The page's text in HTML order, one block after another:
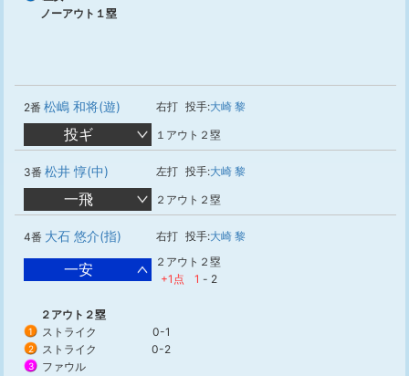
ノーアウト１塁
2番 松嶋 和将(遊) 右打 投手:大崎 黎
投ギ １アウト２塁
3番 松井 惇(中) 左打 投手:大崎 黎
一飛 ２アウト２塁
4番 大石 悠介(指) 右打 投手:大崎 黎
一安
２アウト２塁
+1点
1 - 2
２アウト２塁
1 ストライク 0-1
2 ストライク 0-2
3 ファウル